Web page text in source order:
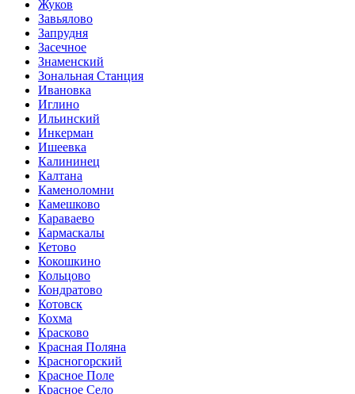
Жуков
Завьялово
Запрудня
Засечное
Знаменский
Зональная Станция
Ивановка
Иглино
Ильинский
Инкерман
Ишеевка
Калининец
Калтана
Каменоломни
Камешково
Караваево
Кармаскалы
Кетово
Кокошкино
Кольцово
Кондратово
Котовск
Кохма
Красково
Красная Поляна
Красногорский
Красное Поле
Красное Село